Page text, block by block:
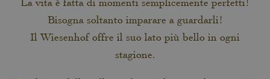
Bisogna soltanto imparare a guardarli!
Il Wiesenhof offre il suo lato più bello in ogni
stagione.